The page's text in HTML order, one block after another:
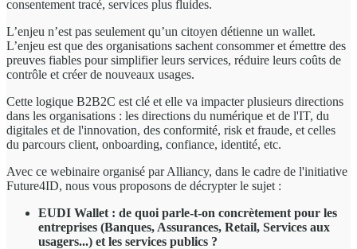
consentement tracé, services plus fluides.
L’enjeu n’est pas seulement qu’un citoyen détienne un wallet.
L’enjeu est que des organisations sachent consommer et émettre des
preuves fiables pour simplifier leurs services, réduire leurs coûts de
contrôle et créer de nouveaux usages.
Cette logique B2B2C est clé et elle va impacter plusieurs directions
dans les organisations : les directions du numérique et de l'IT, du
digitales et de l'innovation, des conformité, risk et fraude, et celles
du parcours client, onboarding, confiance, identité, etc.
Avec ce webinaire organisé par Alliancy, dans le cadre de l'initiative
Future4ID, nous vous proposons de décrypter le sujet :
EUDI Wallet : de quoi parle-t-on concrètement pour les
entreprises (Banques, Assurances, Retail, Services aux
usagers...) et les services publics ?